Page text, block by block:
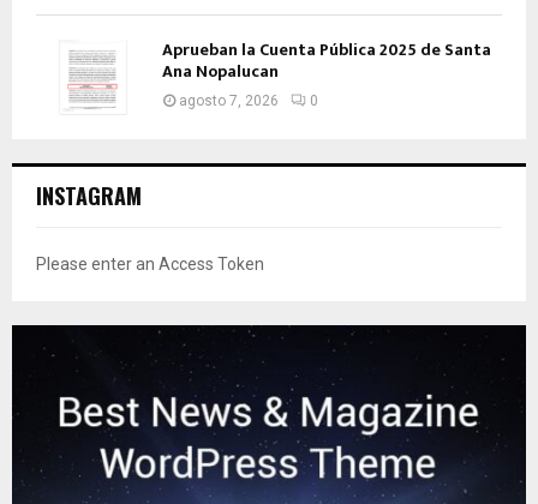
Aprueban la Cuenta Pública 2025 de Santa
Ana Nopalucan
agosto 7, 2026 0
INSTAGRAM
Please enter an Access Token